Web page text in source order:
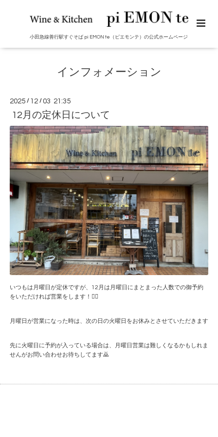
小田急線善行駅すぐそば pi EMON te（ピエモンテ）の公式ホームページ
インフォメーション
2025 / 12 /03 21:35
12月の定休日について
いつもは月曜日が定休ですが、12月は月曜日にまとまった人数での御予約
をいただければ営業をします！🙆‍♂️
月曜日が営業になった時は、次の日の火曜日をお休みとさせていただきます
先に火曜日に予約が入っている場合は、月曜日営業は難しくなるかもしれま
せんがお問い合わせお待ちしてます🙇